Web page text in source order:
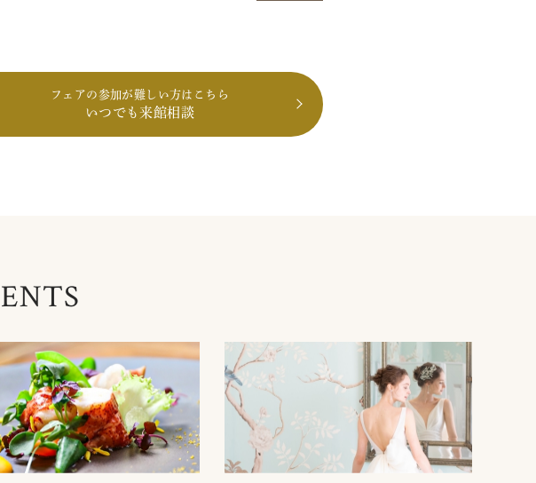
フェアの参加が難しい方はこちら
いつでも来館相談